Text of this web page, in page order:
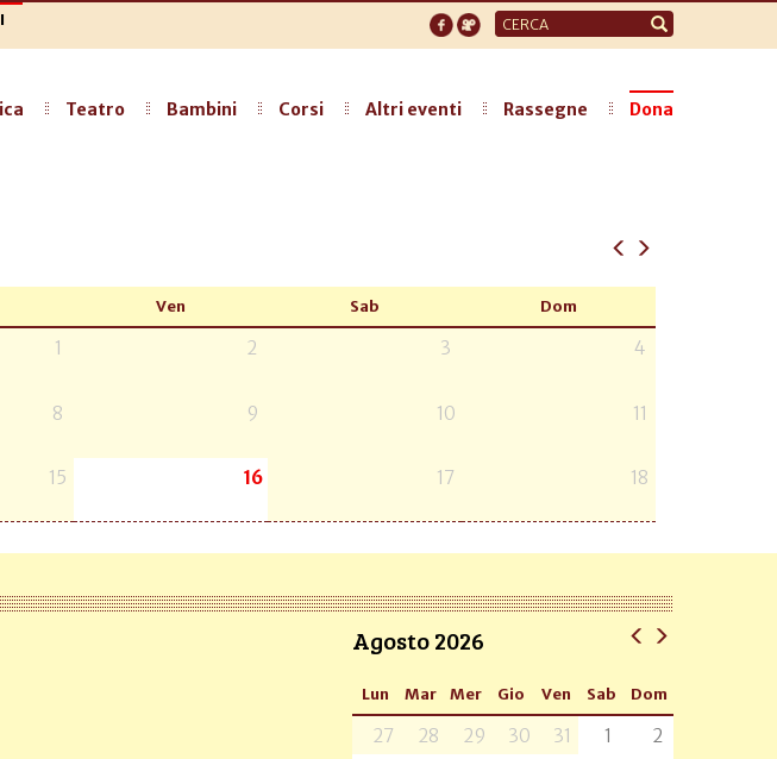
Form
di
Teatro Bambini Corsi Altri eventi Rassegne Dona
Ven Sab Dom
1 2 3 4
8 9 10 11
15 16 17 18
Agosto 2026
Lun Mar Mer Gio Ven Sab Dom
27 28 29 30 31 1
2